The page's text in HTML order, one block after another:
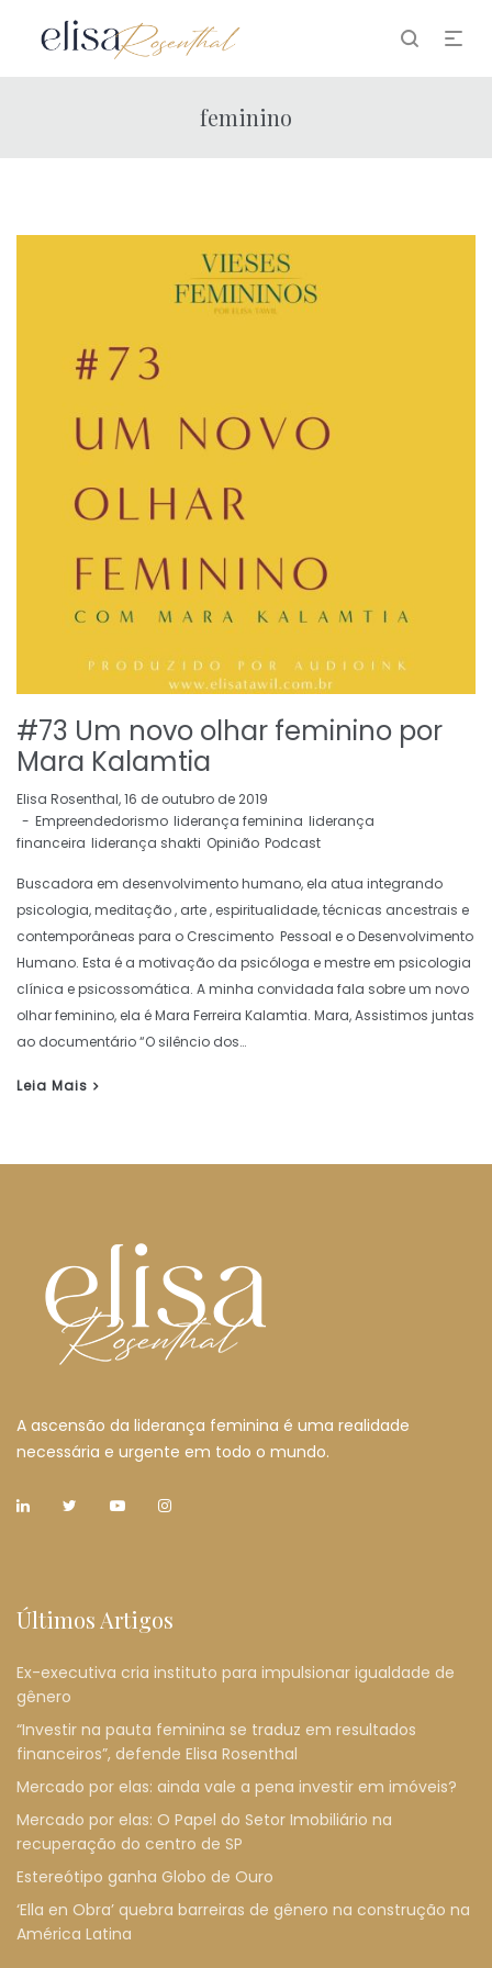
feminino
#73 Um novo olhar feminino por
Mara Kalamtia
by
Elisa Rosenthal 16 de outubro de 2019
Empreendedorismo liderança feminina liderança
financeira liderança shakti Opinião Podcast
Buscadora em desenvolvimento humano, ela atua integrando
psicologia, meditação , arte , espiritualidade, técnicas ancestrais e
contemporâneas para o Crescimento Pessoal e o Desenvolvimento
Humano. Esta é a motivação da psicóloga e mestre em psicologia
clínica e psicossomática. A minha convidada fala sobre um novo
olhar feminino, ela é Mara Ferreira Kalamtia. Mara, Assistimos juntas
ao documentário “O silêncio dos…
Leia Mais
A ascensão da liderança feminina é uma realidade
necessária e urgente em todo o mundo.
Últimos Artigos
Ex-executiva cria instituto para impulsionar igualdade de
gênero
“Investir na pauta feminina se traduz em resultados
financeiros”, defende Elisa Rosenthal
Mercado por elas: ainda vale a pena investir em imóveis?
Mercado por elas: O Papel do Setor Imobiliário na
recuperação do centro de SP
Estereótipo ganha Globo de Ouro
‘Ella en Obra’ quebra barreiras de gênero na construção na
América Latina